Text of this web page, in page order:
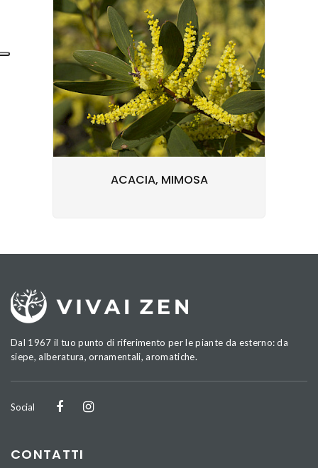
ACACIA, MIMOSA
Dal 1967 il tuo punto di riferimento per le piante da esterno: da
siepe, alberatura, ornamentali, aromatiche.
Social
CONTATTI